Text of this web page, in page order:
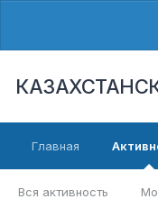
Главная
Вся активность